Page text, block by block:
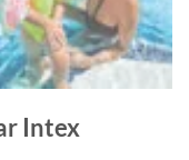
Intex